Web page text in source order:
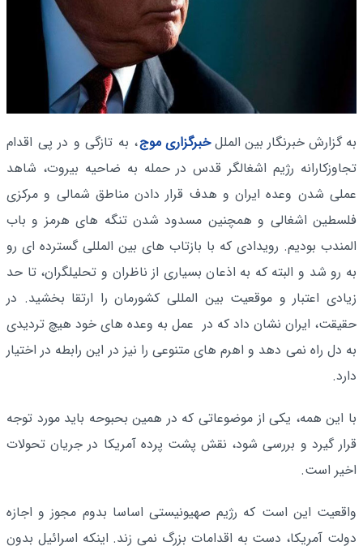
به گزارش خبرنگار بین المللخبرگزاری موج، به تازگی و در پی اقدام
تجاوزکارانه رژیم اشغالگر قدس در حمله به ضاحیه بیروت، شاهد
عملی شدن وعده ایران و هدف قرار دادن مناطق شمالی و مرکزی
فلسطین اشغالی و همچنین مسدود شدن تنگه های هرمز و باب
المندب بودیم. رویدادی که با بازتاب های بین المللی گسترده ای رو
به رو شد و البته که به اذعان بسیاری از ناظران و تحلیلگران، تا حد
زیادی اعتبار و موقعیت بین المللی کشورمان را ارتقا بخشید. در
حقیقت، ایران نشان داد که در عمل به وعده های خود هیچ تردیدی
به دل راه نمی دهد و اهرم های متنوعی را نیز در این رابطه در اختیار
دارد.
با این همه، یکی از موضوعاتی که در همین بحبوحه باید مورد توجه
قرار گیرد و بررسی شود، نقش پشت پرده آمریکا در جریان تحولات
اخیر است.
واقعیت این است که رژیم صهیونیستی اساسا بدوم مجوز و اجازه
دولت آمریکا، دست به اقدامات بزرگ نمی زند. اینکه اسرائیل بدون